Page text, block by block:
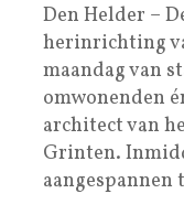
Den Helder –
herinrichting
maandag van
omwonenden
architect van
Grinten.
aangespannen